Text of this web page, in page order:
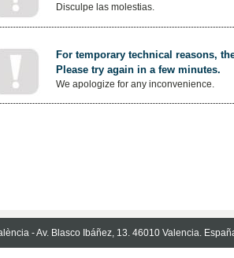
Disculpe las molestias.
For temporary technical reasons,
Please try again in a few minutes.
We apologize for any inconvenience.
- Av. Blasco Ibáñez, 13. 46010 Valencia.